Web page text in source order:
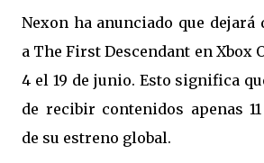
Nexon ha anunciado que dejará
a The First Descendant en Xbox
4 el 19 de junio. Esto significa
de recibir contenidos apenas
de su estreno global.